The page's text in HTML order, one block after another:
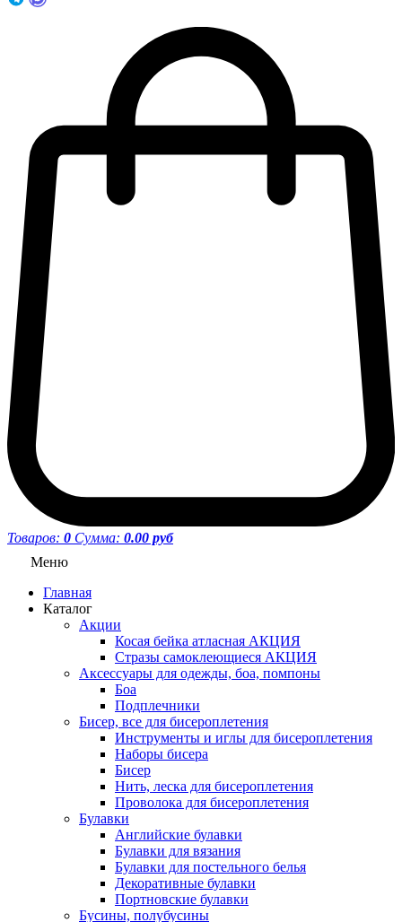
Товаров: 0 Сумма: 0.00 руб
Меню
Главная
Каталог
Акции
Косая бейка атласная АКЦИЯ
Стразы самоклеющиеся АКЦИЯ
Аксессуары для одежды, боа, помпоны
Боа
Подплечники
Бисер, все для бисероплетения
Инструменты и иглы для бисероплетения
Наборы бисера
Бисер
Нить, леска для бисероплетения
Проволока для бисероплетения
Булавки
Английские булавки
Булавки для вязания
Булавки для постельного белья
Декоративные булавки
Портновские булавки
Бусины, полубусины